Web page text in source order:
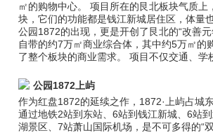
㎡的购物中心。 项目所在的艮北板块气质上
块，它们的功能都是钱江新城居住区，体量
公园1872的出现，更是开创了艮北的“改善
自带的约7万㎡商业综合体，其中约5万㎡的
了整个板块的商业需求。 项目不仅交通、学
公园1872上屿
作为红盘1872的延续之作，1872·上屿占城
通过地铁2站到东站、6站到钱江新城、6站
湖景区、7站萧山国际机场，是不可多得的“